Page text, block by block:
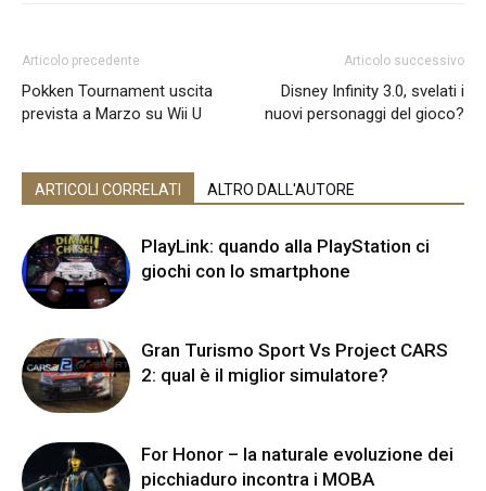
Articolo precedente
Pokken Tournament uscita
prevista a Marzo su Wii U
Articolo successivo
Disney Infinity 3.0, svelati i
nuovi personaggi del gioco?
ARTICOLI CORRELATI ALTRO DALL'AUTORE
PlayLink: quando alla PlayStation ci
giochi con lo smartphone
Gran Turismo Sport Vs Project CARS
2: qual è il miglior simulatore?
For Honor – la naturale evoluzione dei
picchiaduro incontra i MOBA